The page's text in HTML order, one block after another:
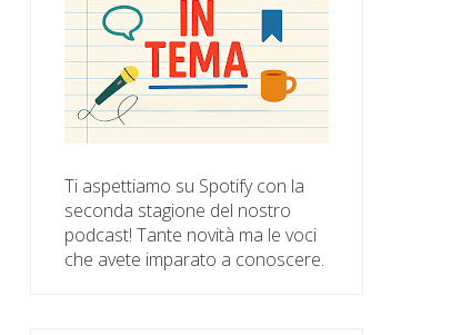
Ti aspettiamo su Spotify con la
seconda stagione del nostro
podcast! Tante novità ma le voci
che avete imparato a conoscere.